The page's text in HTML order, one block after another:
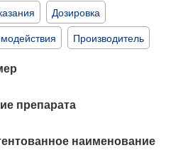
Дозировка
Производитель
препарата
наименование